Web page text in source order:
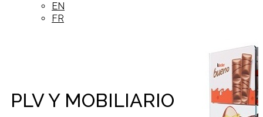
EN
FR
PLV Y MOBILIARIO